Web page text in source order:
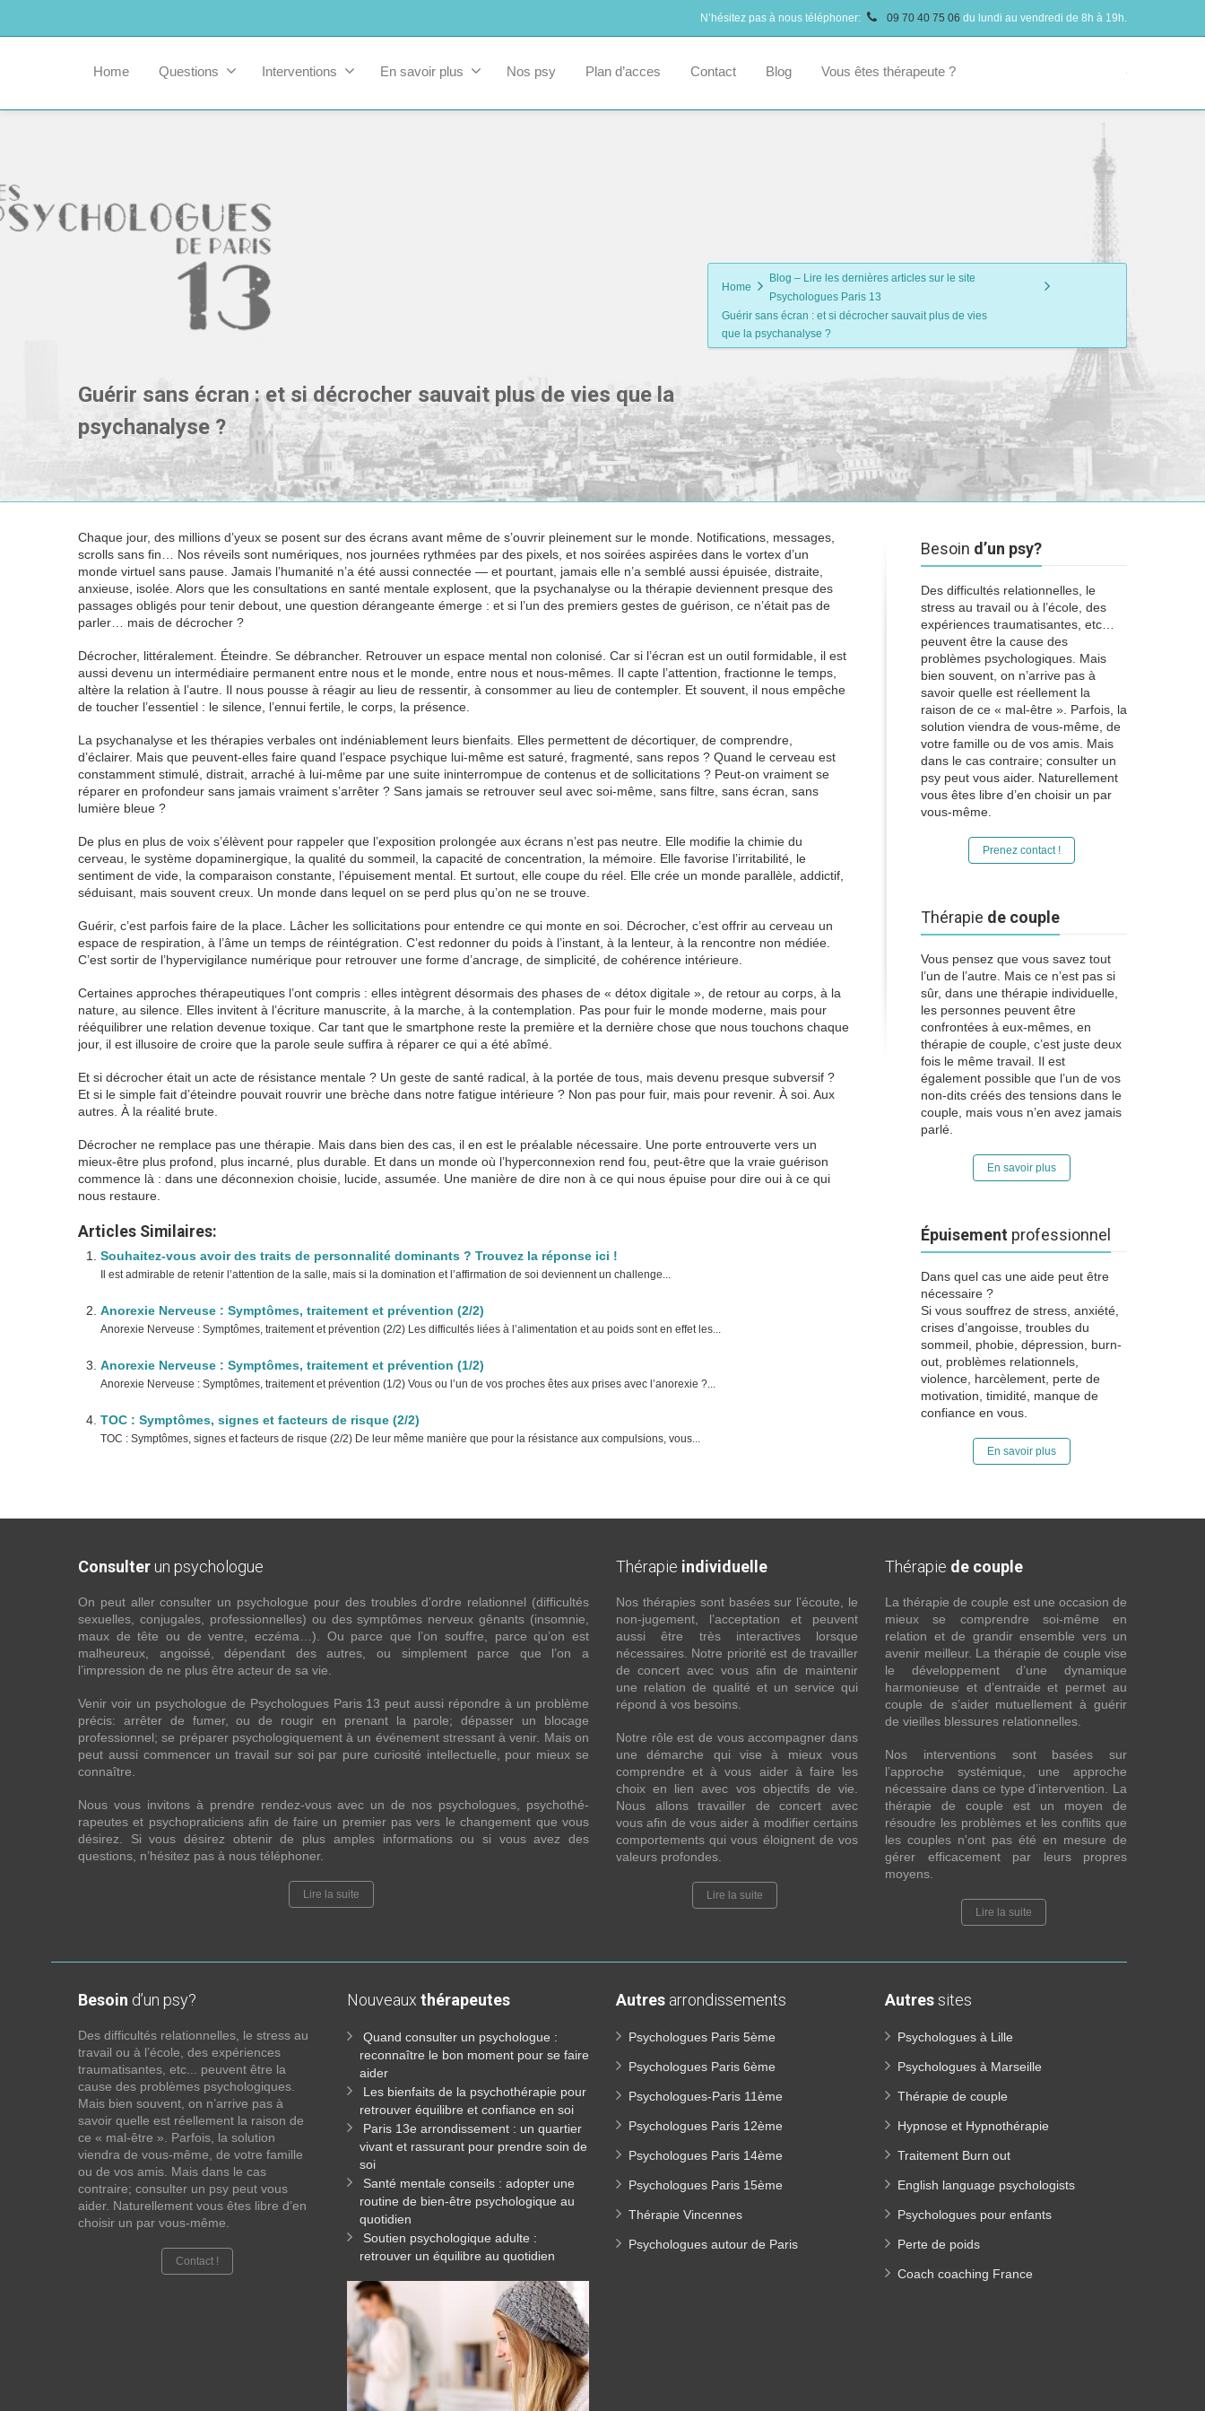
N’hésitez pas à nous téléphoner: 09 70 40 75 06 du lundi au vendredi de 8h à 19h.
Home Questions Interventions En savoir plus Nos psy Plan d’acces Contact Blog Vous êtes thérapeute ?
Guérir sans écran : et si décrocher sauvait plus de vies que la
psychanalyse ?
Home
Blog – Lire les dernières articles sur le site
Psychologues Paris 13
Guérir sans écran : et si décrocher sauvait plus de vies
que la psychanalyse ?
Chaque jour, des millions d’yeux se posent sur des écrans avant même de s’ouvrir pleinement sur le monde. Notifications, messages,
scrolls sans fin… Nos réveils sont numériques, nos journées rythmées par des pixels, et nos soirées aspirées dans le vortex d’un
monde virtuel sans pause. Jamais l’humanité n’a été aussi connectée — et pourtant, jamais elle n’a semblé aussi épuisée, distraite,
anxieuse, isolée. Alors que les consultations en santé mentale explosent, que la psychanalyse ou la thérapie deviennent presque des
passages obligés pour tenir debout, une question dérangeante émerge : et si l’un des premiers gestes de guérison, ce n’était pas de
parler… mais de décrocher ?
Décrocher, littéralement. Éteindre. Se débrancher. Retrouver un espace mental non colonisé. Car si l’écran est un outil formidable, il est
aussi devenu un intermédiaire permanent entre nous et le monde, entre nous et nous-mêmes. Il capte l’attention, fractionne le temps,
altère la relation à l’autre. Il nous pousse à réagir au lieu de ressentir, à consommer au lieu de contempler. Et souvent, il nous empêche
de toucher l’essentiel : le silence, l’ennui fertile, le corps, la présence.
La psychanalyse et les thérapies verbales ont indéniablement leurs bienfaits. Elles permettent de décortiquer, de comprendre,
d’éclairer. Mais que peuvent-elles faire quand l’espace psychique lui-même est saturé, fragmenté, sans repos ? Quand le cerveau est
constamment stimulé, distrait, arraché à lui-même par une suite ininterrompue de contenus et de sollicitations ? Peut-on vraiment se
réparer en profondeur sans jamais vraiment s’arrêter ? Sans jamais se retrouver seul avec soi-même, sans filtre, sans écran, sans
lumière bleue ?
De plus en plus de voix s’élèvent pour rappeler que l’exposition prolongée aux écrans n’est pas neutre. Elle modifie la chimie du
cerveau, le système dopaminergique, la qualité du sommeil, la capacité de concentration, la mémoire. Elle favorise l’irritabilité, le
sentiment de vide, la comparaison constante, l’épuisement mental. Et surtout, elle coupe du réel. Elle crée un monde parallèle, addictif,
séduisant, mais souvent creux. Un monde dans lequel on se perd plus qu’on ne se trouve.
Guérir, c’est parfois faire de la place. Lâcher les sollicitations pour entendre ce qui monte en soi. Décrocher, c’est offrir au cerveau un
espace de respiration, à l’âme un temps de réintégration. C’est redonner du poids à l’instant, à la lenteur, à la rencontre non médiée.
C’est sortir de l’hypervigilance numérique pour retrouver une forme d’ancrage, de simplicité, de cohérence intérieure.
Certaines approches thérapeutiques l’ont compris : elles intègrent désormais des phases de « détox digitale », de retour au corps, à la
nature, au silence. Elles invitent à l’écriture manuscrite, à la marche, à la contemplation. Pas pour fuir le monde moderne, mais pour
rééquilibrer une relation devenue toxique. Car tant que le smartphone reste la première et la dernière chose que nous touchons chaque
jour, il est illusoire de croire que la parole seule suffira à réparer ce qui a été abîmé.
Et si décrocher était un acte de résistance mentale ? Un geste de santé radical, à la portée de tous, mais devenu presque subversif ?
Et si le simple fait d’éteindre pouvait rouvrir une brèche dans notre fatigue intérieure ? Non pas pour fuir, mais pour revenir. À soi. Aux
autres. À la réalité brute.
Décrocher ne remplace pas une thérapie. Mais dans bien des cas, il en est le préalable nécessaire. Une porte entrouverte vers un
mieux-être plus profond, plus incarné, plus durable. Et dans un monde où l’hyperconnexion rend fou, peut-être que la vraie guérison
commence là : dans une déconnexion choisie, lucide, assumée. Une manière de dire non à ce qui nous épuise pour dire oui à ce qui
nous restaure.
Articles Similaires:
Souhaitez-vous avoir des traits de personnalité dominants ? Trouvez la réponse ici !
Il est admirable de retenir l’attention de la salle, mais si la domination et l’affirmation de soi deviennent un challenge...
Anorexie Nerveuse : Symptômes, traitement et prévention (2/2)
Anorexie Nerveuse : Symptômes, traitement et prévention (2/2) Les difficultés liées à l’alimentation et au poids sont en effet les...
Anorexie Nerveuse : Symptômes, traitement et prévention (1/2)
Anorexie Nerveuse : Symptômes, traitement et prévention (1/2) Vous ou l’un de vos proches êtes aux prises avec l’anorexie ?...
TOC : Symptômes, signes et facteurs de risque (2/2)
TOC : Symptômes, signes et facteurs de risque (2/2) De leur même manière que pour la résistance aux compulsions, vous...
Besoin d’un psy?
Des difficultés relationnelles, le
stress au travail ou à l’école, des
expériences traumatisantes, etc…
peuvent être la cause des
problèmes psychologiques. Mais
bien souvent, on n’arrive pas à
savoir quelle est réellement la
raison de ce « mal-être ». Parfois, la
solution viendra de vous-même, de
votre famille ou de vos amis. Mais
dans le cas contraire; consulter un
psy peut vous aider. Naturellement
vous êtes libre d’en choisir un par
vous-même.
Prenez contact !
Thérapie de couple
Vous pensez que vous savez tout
l’un de l’autre. Mais ce n’est pas si
sûr, dans une thérapie individuelle,
les personnes peuvent être
confrontées à eux-mêmes, en
thérapie de couple, c’est juste deux
fois le même travail. Il est
également possible que l’un de vos
non-dits créés des tensions dans le
couple, mais vous n’en avez jamais
parlé.
En savoir plus
Épuisement professionnel
Dans quel cas une aide peut être
nécessaire ?
Si vous souffrez de stress, anxiété,
crises d’angoisse, troubles du
sommeil, phobie, dépression, burn-
out, problèmes relationnels,
violence, harcèlement, perte de
motivation, timidité, manque de
confiance en vous.
En savoir plus
Consulter un psychologue
On peut aller consulter un psychologue pour des troubles d’ordre relationnel (difficultés
sexuelles, conjugales, professionnelles) ou des symptômes nerveux gênants (insomnie,
maux de tête ou de ventre, eczéma…). Ou parce que l’on souffre, parce qu’on est
malheureux, angoissé, dépendant des autres, ou simplement parce que l’on a
l’impression de ne plus être acteur de sa vie.
Venir voir un psychologue de Psychologues Paris 13 peut aussi répondre à un problème
précis: arrêter de fumer, ou de rougir en prenant la parole; dépasser un blocage
professionnel; se préparer psychologiquement à un événement stressant à venir. Mais on
peut aussi commencer un travail sur soi par pure curiosité intellectuelle, pour mieux se
connaître.
Nous vous invitons à prendre rendez-vous avec un de nos psychologues, psychothé-
rapeutes et psychopraticiens afin de faire un premier pas vers le changement que vous
désirez. Si vous désirez obtenir de plus amples informations ou si vous avez des
questions, n’hésitez pas à nous téléphoner.
Lire la suite
Thérapie individuelle
Nos thérapies sont basées sur l’écoute, le
non-jugement, l’acceptation et peuvent
aussi être très interactives lorsque
nécessaires. Notre priorité est de travailler
de concert avec vous afin de maintenir
une relation de qualité et un service qui
répond à vos besoins.
Notre rôle est de vous accompagner dans
une démarche qui vise à mieux vous
comprendre et à vous aider à faire les
choix en lien avec vos objectifs de vie.
Nous allons travailler de concert avec
vous afin de vous aider à modifier certains
comportements qui vous éloignent de vos
valeurs profondes.
Lire la suite
Thérapie de couple
La thérapie de couple est une occasion de
mieux se comprendre soi-même en
relation et de grandir ensemble vers un
avenir meilleur. La thérapie de couple vise
le développement d’une dynamique
harmonieuse et d’entraide et permet au
couple de s’aider mutuellement à guérir
de vieilles blessures relationnelles.
Nos interventions sont basées sur
l’approche systémique, une approche
nécessaire dans ce type d’intervention. La
thérapie de couple est un moyen de
résoudre les problèmes et les conflits que
les couples n'ont pas été en mesure de
gérer efficacement par leurs propres
moyens.
Lire la suite
Besoin d’un psy?
Des difficultés relationnelles, le stress au
travail ou à l’école, des expériences
traumatisantes, etc... peuvent être la
cause des problèmes psychologiques.
Mais bien souvent, on n’arrive pas à
savoir quelle est réellement la raison de
ce « mal-être ». Parfois, la solution
viendra de vous-même, de votre famille
ou de vos amis. Mais dans le cas
contraire; consulter un psy peut vous
aider. Naturellement vous êtes libre d’en
choisir un par vous-même.
Contact !
Nouveaux thérapeutes
Quand consulter un psychologue :
reconnaître le bon moment pour se faire
aider
Les bienfaits de la psychothérapie pour
retrouver équilibre et confiance en soi
Paris 13e arrondissement : un quartier
vivant et rassurant pour prendre soin de
soi
Santé mentale conseils : adopter une
routine de bien-être psychologique au
quotidien
Soutien psychologique adulte :
retrouver un équilibre au quotidien
Autres arrondissements
Psychologues Paris 5ème
Psychologues Paris 6ème
Psychologues-Paris 11ème
Psychologues Paris 12ème
Psychologues Paris 14ème
Psychologues Paris 15ème
Thérapie Vincennes
Psychologues autour de Paris
Autressites
Psychologues à Lille
Psychologues à Marseille
Thérapie de couple
Hypnose et Hypnothérapie
Traitement Burn out
English language psychologists
Psychologues pour enfants
Perte de poids
Coach coaching France